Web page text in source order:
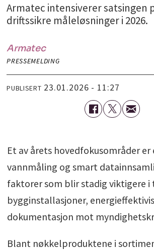
Armatec intensiverer satsingen
driftssikre måleløsninger i 2026.
Armatec
PRESSEMELDING
PUBLISERT 23.01.2026 - 11:27
Et av årets hovedfokusområder
vannmåling og smart
faktorer som blir stadig viktigere i
bygginstallasjoner,
dokumentasjon mot
Blant nøkkelproduktene i